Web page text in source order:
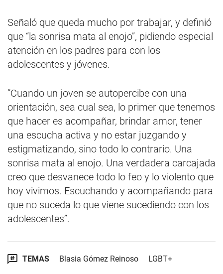
Señaló que queda mucho por trabajar, y definió
que “la sonrisa mata al enojo”, pidiendo especial
atención en los padres para con los
adolescentes y jóvenes.
“Cuando un joven se autopercibe con una
orientación, sea cual sea, lo primer que tenemos
que hacer es acompañar, brindar amor, tener
una escucha activa y no estar juzgando y
estigmatizando, sino todo lo contrario. Una
sonrisa mata al enojo. Una verdadera carcajada
creo que desvanece todo lo feo y lo violento que
hoy vivimos. Escuchando y acompañando para
que no suceda lo que viene sucediendo con los
adolescentes”.
TEMAS Blasia Gómez Reinoso LGBT+